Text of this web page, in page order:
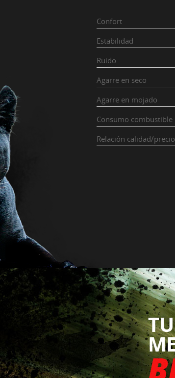
Confort
Estabilidad
Ruido
Agarre en seco
Agarre en mojado
Consumo combustible
Relación calidad/precio